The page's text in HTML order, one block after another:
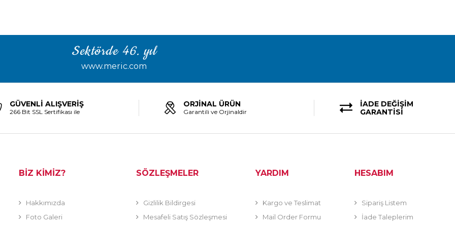
Sektörde 46. yıl
www.meric.com
GÜVENLİ ALIŞVERİŞ
266 Bit SSL Sertifikası ile
ORJİNAL ÜRÜN
Garantili ve Orjinaldir
İADE DEĞİŞİM
GARANTİSİ
BİZ KİMİZ?
Hakkımızda
Foto Galeri
SÖZLEŞMELER
Gizlilik Bildirgesi
Mesafeli Satış Sözleşmesi
YARDIM
Kargo ve Teslimat
Mail Order Formu
HESABIM
Sipariş Listem
İade Taleplerim